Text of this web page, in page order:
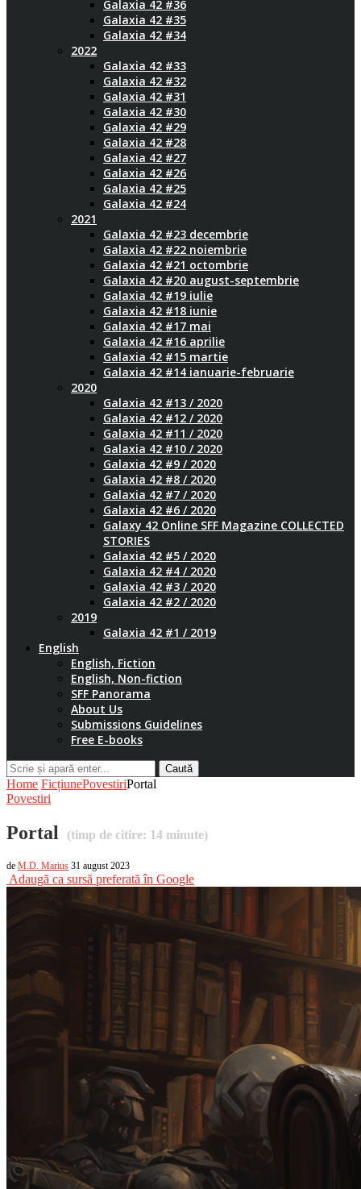
Galaxia 42 #36
Galaxia 42 #35
Galaxia 42 #34
2022
Galaxia 42 #33
Galaxia 42 #32
Galaxia 42 #31
Galaxia 42 #30
Galaxia 42 #29
Galaxia 42 #28
Galaxia 42 #27
Galaxia 42 #26
Galaxia 42 #25
Galaxia 42 #24
2021
Galaxia 42 #23 decembrie
Galaxia 42 #22 noiembrie
Galaxia 42 #21 octombrie
Galaxia 42 #20 august-septembrie
Galaxia 42 #19 iulie
Galaxia 42 #18 iunie
Galaxia 42 #17 mai
Galaxia 42 #16 aprilie
Galaxia 42 #15 martie
Galaxia 42 #14 ianuarie-februarie
2020
Galaxia 42 #13 / 2020
Galaxia 42 #12 / 2020
Galaxia 42 #11 / 2020
Galaxia 42 #10 / 2020
Galaxia 42 #9 / 2020
Galaxia 42 #8 / 2020
Galaxia 42 #7 / 2020
Galaxia 42 #6 / 2020
Galaxy 42 Online SFF Magazine COLLECTED
STORIES
Galaxia 42 #5 / 2020
Galaxia 42 #4 / 2020
Galaxia 42 #3 / 2020
Galaxia 42 #2 / 2020
2019
Galaxia 42 #1 / 2019
English
English, Fiction
English, Non-fiction
SFF Panorama
About Us
Submissions Guidelines
Free E-books
Caută
Home FicțiunePovestiriPortal
Povestiri
Portal (timp de citire: 14 minute)
de M.D. Marius 31 august 2023
Adaugă ca sursă preferată în Google